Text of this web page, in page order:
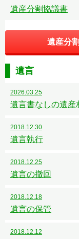
遺産分割協議書
遺産分
遺言
2026.03.25
遺言書なしの遺産
2018.12.30
遺言執行
2018.12.25
遺言の撤回
2018.12.18
遺言の保管
2018.12.12